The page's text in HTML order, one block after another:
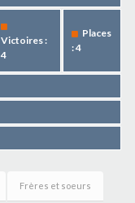
Victoires :
4
Places
: 4
Frères et soeurs